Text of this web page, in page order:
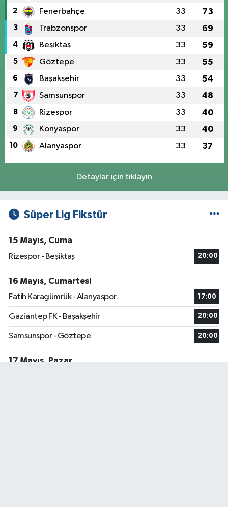
2 Fenerbahçe 33 73
3 Trabzonspor 33 69
4 Beşiktaş 33 59
5 Göztepe 33 55
6 Başakşehir 33 54
7 Samsunspor 33 48
8 Rizespor 33 40
9 Konyaspor 33 40
10 Alanyaspor 33 37
Detaylar için tıklayın
Süper Lig Fikstür
15 Mayıs, Cuma
Rizespor - Beşiktaş
20:00
16 Mayıs, Cumartesi
Fatih Karagümrük - Alanyaspor
17:00
Gaziantep FK - Başakşehir 20:00
Samsunspor - Göztepe 20:00
17 Mayıs, Pazar